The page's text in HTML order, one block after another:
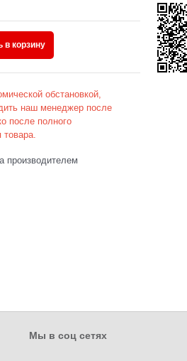
в корзину
обстановкой,
наш менеджер после
после полного
товара.
производителем
Мы в соц сетях